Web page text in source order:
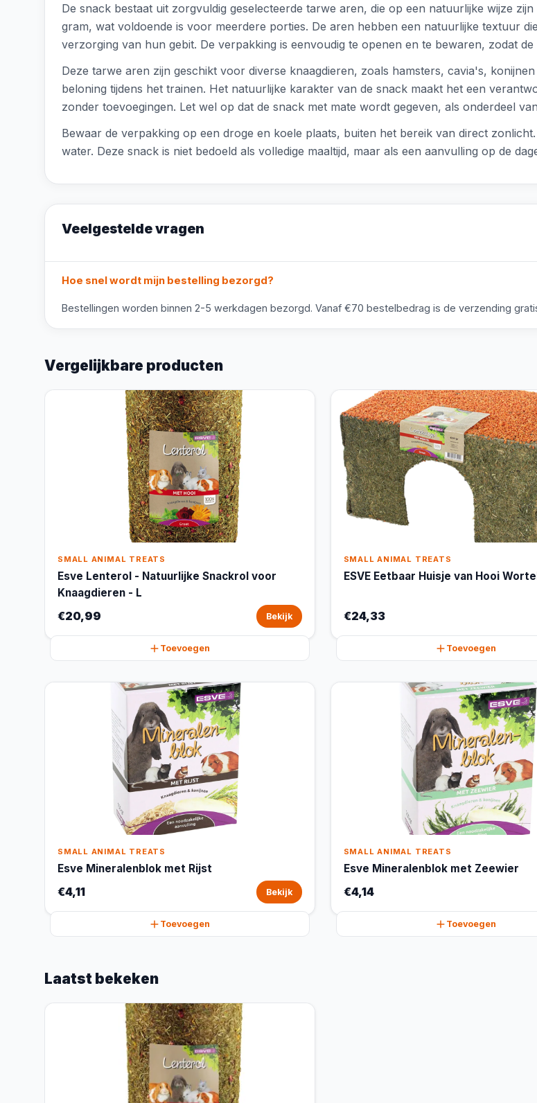
De snack bestaat uit zorgvuldig geselecteerde tarwe aren, die op een natuurlijke wijze
gram, wat voldoende is voor meerdere porties. De aren hebben een natuurlijke textuur
verzorging van hun gebit. De verpakking is eenvoudig te openen en te bewaren, zodat
Deze tarwe aren zijn geschikt voor diverse knaagdieren, zoals hamsters, cavia's,
beloning tijdens het trainen. Het natuurlijke karakter van de snack maakt het een
zonder toevoegingen. Let wel op dat de snack met mate wordt gegeven, als onderdeel
Bewaar de verpakking op een droge en koele plaats, buiten het bereik van direct
water. Deze snack is niet bedoeld als volledige maaltijd, maar als een aanvulling op de
Veelgestelde vragen
Hoe snel wordt mijn bestelling bezorgd?
Bestellingen worden binnen 2-5 werkdagen bezorgd. Vanaf €70 bestelbedrag is de verzending
Vergelijkbare producten
SMALL ANIMAL TREATS
Esve Lenterol - Natuurlijke Snackrol voor
Knaagdieren - L
€20,99 Bekijk
Toevoegen
SMALL ANIMAL TREATS
ESVE Eetbaar Huisje van Hooi
€24,33
Toevoegen
SMALL ANIMAL TREATS
Esve Mineralenblok met Rijst
€4,11 Bekijk
Toevoegen
SMALL ANIMAL TREATS
Esve Mineralenblok met Zeewier
€4,14
Toevoegen
Laatst bekeken